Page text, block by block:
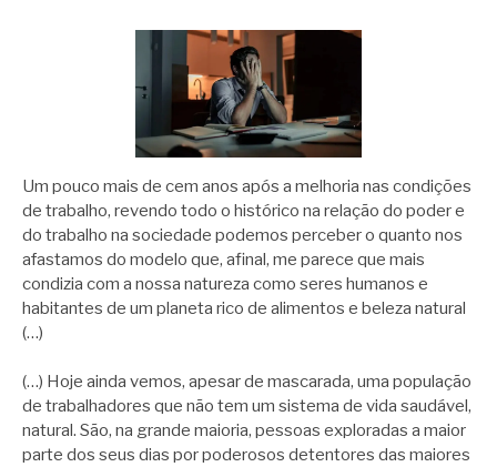
Um pouco mais de cem anos após a melhoria nas condições
de trabalho, revendo todo o histórico na relação do poder e
do trabalho na sociedade podemos perceber o quanto nos
afastamos do modelo que, afinal, me parece que mais
condizia com a nossa natureza como seres humanos e
habitantes de um planeta rico de alimentos e beleza natural
(…)
(…) Hoje ainda vemos, apesar de mascarada, uma população
de trabalhadores que não tem um sistema de vida saudável,
natural. São, na grande maioria, pessoas exploradas a maior
parte dos seus dias por poderosos detentores das maiores